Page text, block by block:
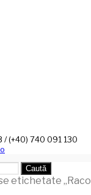
(+40) 740 091 130
Caută
etichetate